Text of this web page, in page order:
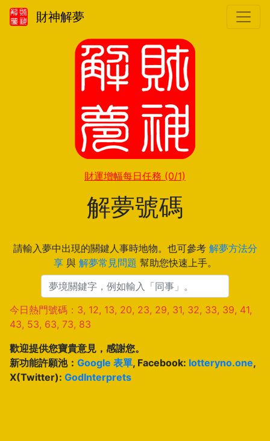
財神解夢
財運增幅每日任務 (0/1)
解夢號碼
請輸入夢中出現的關鍵人事時地物。也可參考 解夢方法分
享與 解夢常見問題 幫助您快速上手。
今日熱門號碼：3, 12, 13, 20, 23, 29, 31, 32, 33, 39, 41,
43, 53, 63, 73, 83
歡迎提供您寶貴意見，感謝您。
新功能許願池： Google 表單, Facebook: lotteryno.one,
X(Twitter): GodInterprets